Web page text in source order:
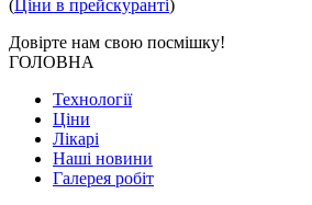
(Ціни в прейскуранті)
Довірте нам свою посмішку!
ГОЛОВНА
Технології
Ціни
Лікарі
Наші новини
Галерея робіт